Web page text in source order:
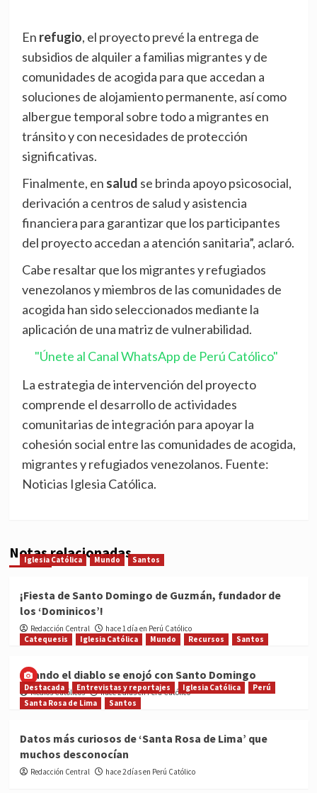
En refugio, el proyecto prevé la entrega de
subsidios de alquiler a familias migrantes y de
comunidades de acogida para que accedan a
soluciones de alojamiento permanente, así como
albergue temporal sobre todo a migrantes en
tránsito y con necesidades de protección
significativas.
Finalmente, en salud se brinda apoyo psicosocial,
derivación a centros de salud y asistencia
financiera para garantizar que los participantes
del proyecto accedan a atención sanitaria”, aclaró.
Cabe resaltar que los migrantes y refugiados
venezolanos y miembros de las comunidades de
acogida han sido seleccionados mediante la
aplicación de una matriz de vulnerabilidad.
"Únete al Canal WhatsApp de Perú Católico"
La estrategia de intervención del proyecto
comprende el desarrollo de actividades
comunitarias de integración para apoyar la
cohesión social entre las comunidades de acogida,
migrantes y refugiados venezolanos. Fuente:
Noticias Iglesia Católica.
Notas relacionadas
Iglesia Católica Mundo Santos
¡Fiesta de Santo Domingo de Guzmán, fundador de
los ‘Dominicos’!
Redacción Central
hace 1 día en Perú Católico
Catequesis
Iglesia Católica Mundo Recursos Santos
Cuando el diablo se enojó con Santo Domingo
Medios Católicos hace 2 días en Perú Católico
Destacada Entrevistas y reportajes Iglesia Católica
Perú
Santa Rosa de Lima
Santos
Datos más curiosos de ‘Santa Rosa de Lima’ que
muchos desconocían
Redacción Central hace 2 días en Perú Católico